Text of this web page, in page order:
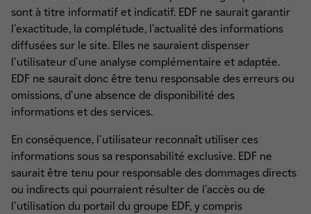
sont à titre informatif et indicatif. EDF ne saurait garantir
l'exactitude, la complétude, l'actualité des informations
diffusées sur le site. Elles ne sauraient dispenser
l'utilisateur d'une analyse complémentaire et adaptée.
EDF ne saurait donc être tenu responsable des erreurs ou
omissions, d'une absence de disponibilité des
informations et des services.
En conséquence, l'utilisateur reconnaît utiliser ces
informations sous sa responsabilité exclusive. EDF ne
saurait être tenu pour responsable des dommages directs
ou indirects qui pourraient résulter de l'accès ou de
l'utilisation du portail du groupe EDF, y compris